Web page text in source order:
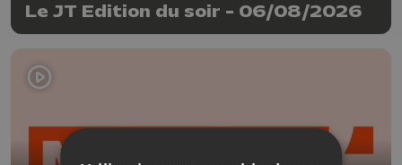
Le JT Edition du soir - 06/08/2026